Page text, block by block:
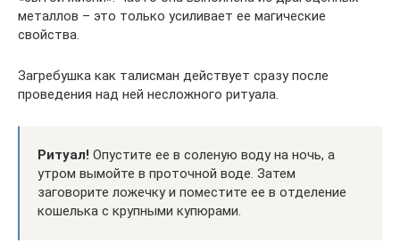
металлов – это только усиливает ее магические
свойства.
Загребушка как талисман действует сразу после
проведения над ней несложного ритуала.
Ритуал! Опустите ее в соленую воду на ночь, а
утром вымойте в проточной воде. Затем
заговорите ложечку и поместите ее в отделение
кошелька с крупными купюрами.